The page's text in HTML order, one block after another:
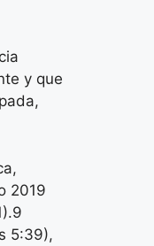
y que
2019
5:39),